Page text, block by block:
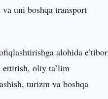
uni boshqa transport
alohida e’tibor
ettirish, oliy ta’lim
turizm va boshqa